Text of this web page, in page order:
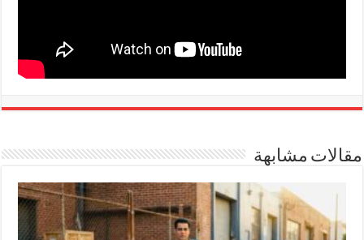
مقالات مشابهة